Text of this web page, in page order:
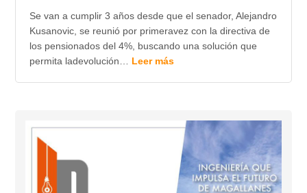
Se van a cumplir 3 años desde que el senador, Alejandro
Kusanovic, se reunió por primeravez con la directiva de
los pensionados del 4%, buscando una solución que
permita ladevolución… Leer más